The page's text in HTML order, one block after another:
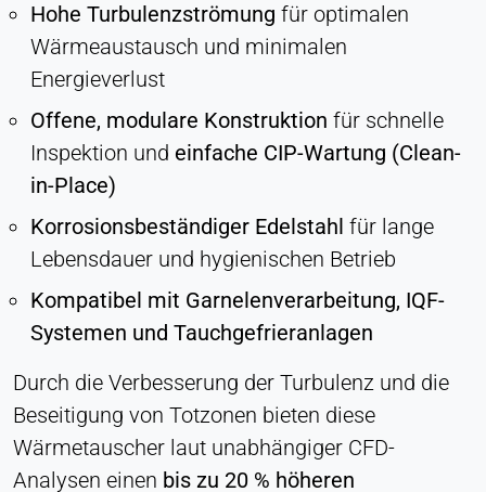
Hohe Turbulenzströmung für optimalen
Wärmeaustausch und minimalen
Energieverlust
Offene, modulare Konstruktion für schnelle
Inspektion und einfache CIP-Wartung (Clean-
in-Place)
Korrosionsbeständiger Edelstahl für lange
Lebensdauer und hygienischen Betrieb
Kompatibel mit Garnelenverarbeitung, IQF-
Systemen und Tauchgefrieranlagen
Durch die Verbesserung der Turbulenz und die
Beseitigung von Totzonen bieten diese
Wärmetauscher laut unabhängiger CFD-
Analysen einen bis zu 20 % höheren
Dauerhaft
Hotjar
Name:
hjSession#, hjSessionUser#,
Anbieter:
Hotjar Ltd.
Zweck:
Analyse des Nutzerverhaltens
Cookie Laufzeit: